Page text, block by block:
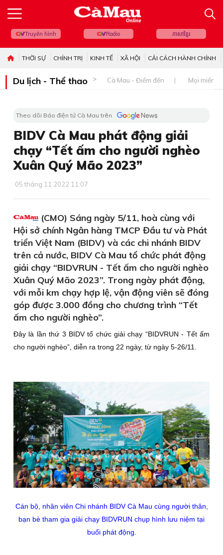
Truyền hình Radio ភាសាខ្មែរ
THỜI SỰ CHÍNH TRỊ KINH TẾ XÃ HỘI CẢI CÁCH HÀNH CHÍNH
Du lịch - Thể thao Cà Mau - Điểm đến Mọi miền
Theo dõi Báo điện tử Cà Mau trên
BIDV Cà Mau phát động giải
chạy “Tết ấm cho người nghèo
Xuân Quý Mão 2023”
05 tháng 11 2022 11:07
(CMO) Sáng ngày 5/11, hoà cùng với
Hội sở chính Ngân hàng TMCP Đầu tư và Phát
triển Việt Nam (BIDV) và các chi nhánh BIDV
trên cả nước, BIDV Cà Mau tổ chức phát động
giải chạy “BIDVRUN - Tết ấm cho người nghèo
Xuân Quý Mão 2023”. Trong ngày phát động,
với mỗi km chạy hợp lệ, vận động viên sẽ đóng
góp được 3.000 đồng cho chương trình “Tết
ấm cho người nghèo”.
Đây là lần thứ 3 BIDV tổ chức giải chạy “BIDVRUN - Tết ấm
cho người nghèo”, diễn ra trong 22 ngày, từ ngày 5-26/11.
Cán bộ, nhân viên Chi nhánh BIDV Cà Mau cùng người thân,
bạn bè tham gia giải chạy BIDVRUN chụp hình lưu niệm tại
buổi phát động.